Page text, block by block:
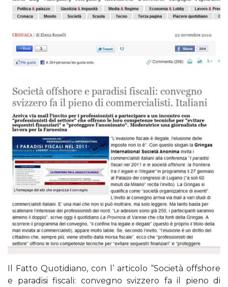
Il Fatto Quotidiano, con l’ articolo “Società offshore
e paradisi fiscali: convegno svizzero fa il pieno di